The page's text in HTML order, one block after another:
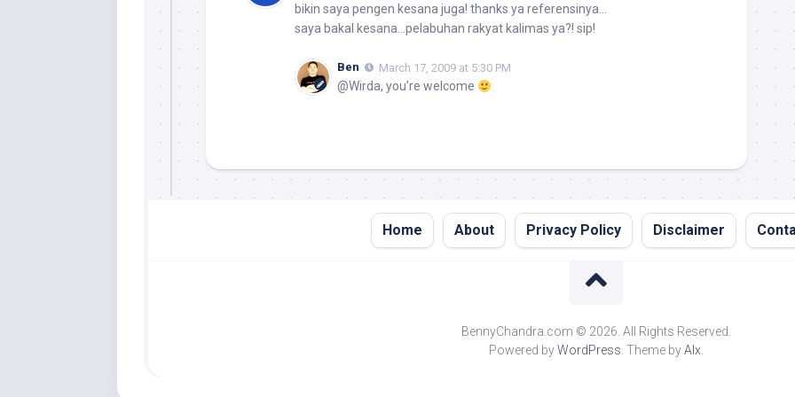
bikin saya pengen kesana juga! thanks ya referensinya…
saya bakal kesana…pelabuhan rakyat kalimas ya?! sip!
Ben March 17, 2009 at 5:30 PM
@Wirda, you’re welcome
Home About Privacy Policy Disclaimer
BennyChandra.com © 2026. All Rights Reserved.
Powered byWordPress. Theme byAlx.